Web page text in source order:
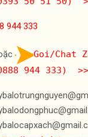
944 333
Goi/Chat
944 333)